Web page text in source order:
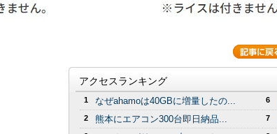
アクセスランキング
1 なぜahamoは40GBに増量したの...
2 熊本にエアコン300台即日納品...
6
7